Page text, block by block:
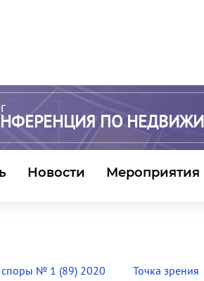
ПО
Новости Мероприятия
№ 1 (89) 2020 Точка зрения